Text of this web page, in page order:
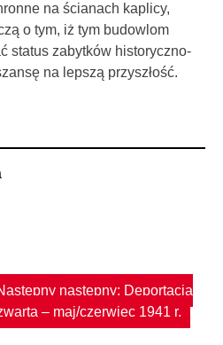
na ścianach kaplicy,
o tym, iż tym budowlom
status zabytków historyczno-
na lepszą przyszłość.
następny: Deportacja
– maj/czerwiec 1941 r.